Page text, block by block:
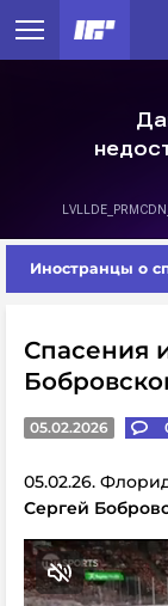
Иностранцы о
Спасения
05.02.2026
05.02.26.
Сергей